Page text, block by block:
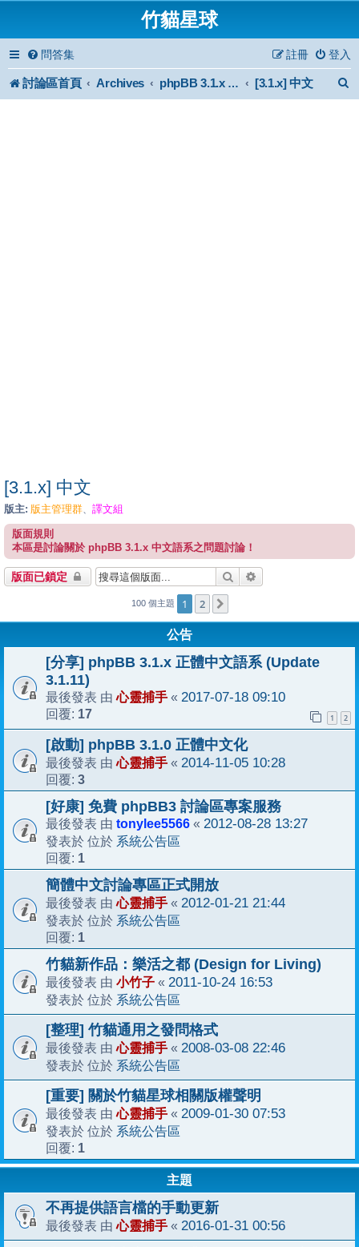
竹貓星球
問答集 登入
註冊
討論區首頁 Archives phpBB 3.1.x Forum Archive [3.1.x] 中文
[3.1.x] 中文
版主: 版主管理群、 譯文組
版面規則
本區是討論關於 phpBB 3.1.x 中文語系之問題討論！
版面已鎖定 搜尋
100 個主題 1 2
公告
[分享] phpBB 3.1.x 正體中文語系 (Update
3.1.11)
最後發表 由心靈捕手 « 2017-07-18 09:10
回覆: 17 1 2
[啟動] phpBB 3.1.0 正體中文化
最後發表 由心靈捕手 « 2014-11-05 10:28
回覆: 3
[好康] 免費 phpBB3 討論區專案服務
最後發表 由 tonylee5566 « 2012-08-28 13:27
發表於 位於 系統公告區
回覆: 1
簡體中文討論專區正式開放
最後發表 由心靈捕手 « 2012-01-21 21:44
發表於 位於 系統公告區
回覆: 1
竹貓新作品：樂活之都 (Design for Living)
最後發表 由 小竹子 « 2011-10-24 16:53
發表於 位於 系統公告區
[整理] 竹貓通用之發問格式
最後發表 由心靈捕手 « 2008-03-08 22:46
發表於 位於 系統公告區
[重要] 關於竹貓星球相關版權聲明
最後發表 由心靈捕手 « 2009-01-30 07:53
發表於 位於 系統公告區
回覆: 1
主題
不再提供語言檔的手動更新
最後發表 由心靈捕手 « 2016-01-31 00:56